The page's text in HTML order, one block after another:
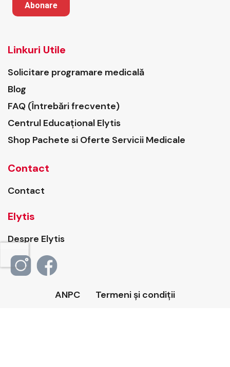
Abonare
Linkuri Utile
Solicitare programare medicală
Blog
FAQ (Întrebări frecvente)
Centrul Educațional Elytis
Shop Pachete si Oferte Servicii Medicale
Contact
Contact
Elytis
Despre Elytis
ANPC
Termeni și condiții